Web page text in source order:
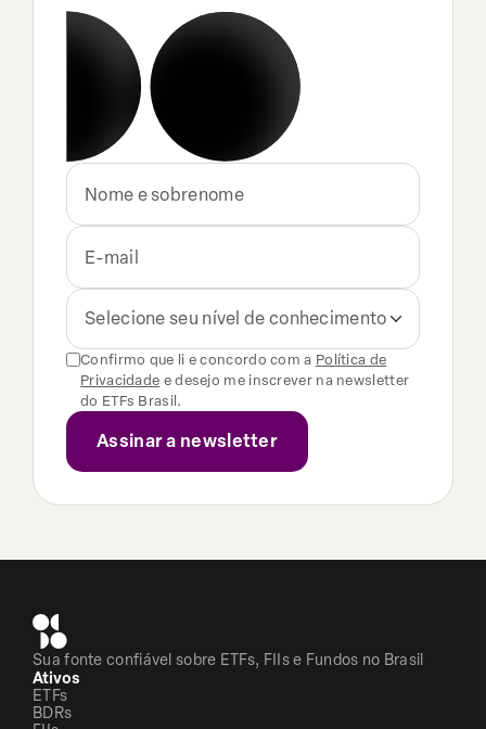
Selecione seu nível de conhecimento
Confirmo que li e concordo com a Política de
Privacidade e desejo me inscrever na newsletter
do ETFs Brasil.
Sua fonte confiável sobre ETFs, FIIs e Fundos no Brasil
Ativos
ETFs
BDRs